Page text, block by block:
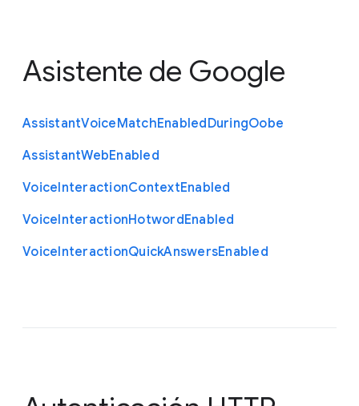
Asistente de Google
AssistantVoiceMatchEnabledDuringOobe
AssistantWebEnabled
VoiceInteractionContextEnabled
VoiceInteractionHotwordEnabled
VoiceInteractionQuickAnswersEnabled